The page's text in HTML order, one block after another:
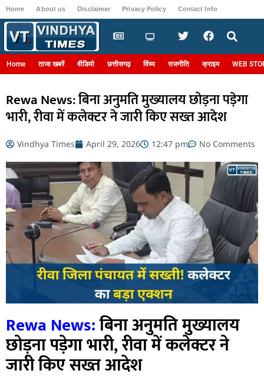
Home About us Disclaimer Privacy Policy Contact Info
Home ताजा खबरें वीडियो छत्तीसगढ़ विंध्य राजनीति क्राइम WEB
Rewa News: बिना अनुमति मुख्यालय छोड़ना पड़ेगा
भारी, रीवा में कलेक्टर ने जारी किए सख्त आदेश
Vindhya Times April 29, 2026 12:47 pm No Comments
Rewa News:बिना अनुमति मुख्यालय
छोड़ना पड़ेगा भारी, रीवा में कलेक्टर ने
जारी किए सख्त आदेश